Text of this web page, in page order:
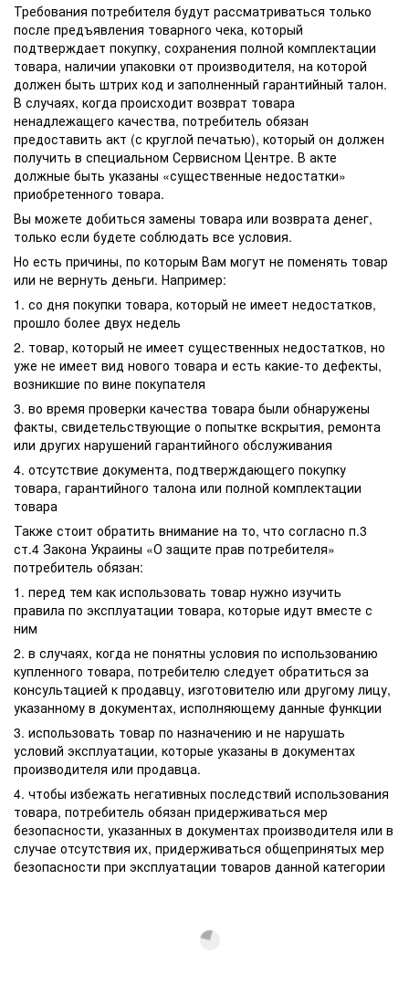
Требования потребителя будут рассматриваться только
после предъявления товарного чека, который
подтверждает покупку, сохранения полной комплектации
товара, наличии упаковки от производителя, на которой
должен быть штрих код и заполненный гарантийный талон.
В случаях, когда происходит возврат товара
ненадлежащего качества, потребитель обязан
предоставить акт (с круглой печатью), который он должен
получить в специальном Сервисном Центре. В акте
должные быть указаны «существенные недостатки»
приобретенного товара.
Вы можете добиться замены товара или возврата денег,
только если будете соблюдать все условия.
Но есть причины, по которым Вам могут не поменять товар
или не вернуть деньги. Например:
1. со дня покупки товара, который не имеет недостатков,
прошло более двух недель
2. товар, который не имеет существенных недостатков, но
уже не имеет вид нового товара и есть какие-то дефекты,
возникшие по вине покупателя
3. во время проверки качества товара были обнаружены
факты, свидетельствующие о попытке вскрытия, ремонта
или других нарушений гарантийного обслуживания
4. отсутствие документа, подтверждающего покупку
товара, гарантийного талона или полной комплектации
товара
Также стоит обратить внимание на то, что согласно п.3
ст.4 Закона Украины «О защите прав потребителя»
потребитель обязан:
1. перед тем как использовать товар нужно изучить
правила по эксплуатации товара, которые идут вместе с
ним
2. в случаях, когда не понятны условия по использованию
купленного товара, потребителю следует обратиться за
консультацией к продавцу, изготовителю или другому лицу,
указанному в документах, исполняющему данные функции
3. использовать товар по назначению и не нарушать
условий эксплуатации, которые указаны в документах
производителя или продавца.
4. чтобы избежать негативных последствий использования
товара, потребитель обязан придерживаться мер
безопасности, указанных в документах производителя или в
случае отсутствия их, придерживаться общепринятых мер
безопасности при эксплуатации товаров данной категории